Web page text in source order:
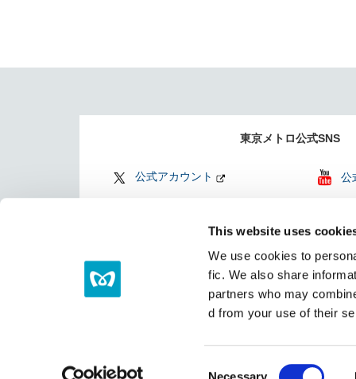
This website uses
We use cookies to
fic. We also share
partners who may
d from your use of their
Necessary
東京メトロ公式SNS
公式アカウント 公
（
サイトマップ リンク集